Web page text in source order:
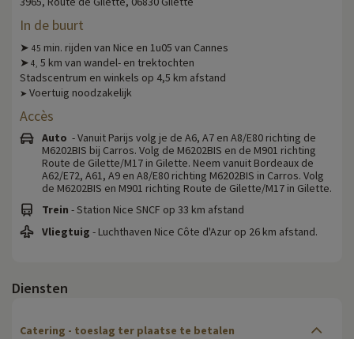
In de buurt
➤ 45 min. rijden van Nice en 1u05 van Cannes
➤ 4, 5 km van wandel- en trektochten
Stadscentrum en winkels op 4,5 km afstand
➤ Voertuig noodzakelijk
Accès
Auto - Vanuit Parijs volg je de A6, A7 en A8/E80 richting de
M6202BIS bij Carros. Volg de M6202BIS en de M901 richting
Route de Gilette/M17 in Gilette. Neem vanuit Bordeaux de
A62/E72, A61, A9 en A8/E80 richting M6202BIS in Carros. Volg
de M6202BIS en M901 richting Route de Gilette/M17 in Gilette.
Trein - Station Nice SNCF op 33 km afstand
Vliegtuig - Luchthaven Nice Côte d'Azur op 26 km afstand.
Diensten
Catering - toeslag ter plaatse te betalen